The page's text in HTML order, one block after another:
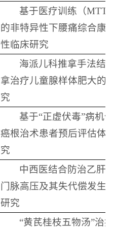
基于医疗训练（MTT
的非特异性下腰痛综合康
性临床研究
海派儿科推拿手法结
拿治疗儿童腺样体肥大的
究
基于“正虚伏毒”病机
癌根治术患者预后评估体
究
中西医结合防治乙肝
门脉高压及其失代偿发生
研究
“黄芪桂枝五物汤”治